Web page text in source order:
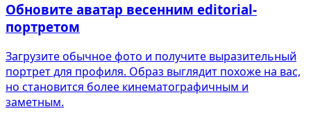
Обновите аватар весенним editorial-
портретом
Загрузите обычное фото и получите выразительный
портрет для профиля. Образ выглядит похоже на вас,
но становится более кинематографичным и
заметным.